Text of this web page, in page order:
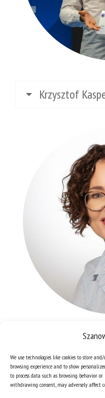
We use technologies like cookies to store
browsing experience and to show
to process data such as browsing behavior
withdrawing consent, may adversely affect
Krzysztof